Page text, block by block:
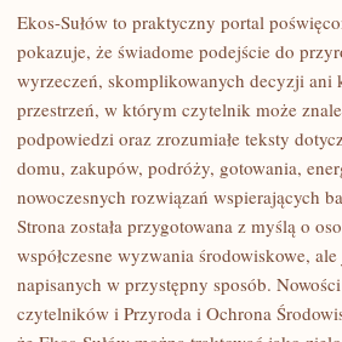
TECHNOLOGIE
PLANETY
Ekos-Sułów to praktyczny portal
pokazuje, że świadome podejście do
wyrzeczeń, skomplikowanych decyzji ani
przestrzeń, w którym czytelnik może
podpowiedzi oraz zrozumiałe teksty
domu, zakupów, podróży, gotowania,
nowoczesnych rozwiązań wspierających
Strona została przygotowana z myślą o
współczesne wyzwania środowiskowe,
napisanych w przystępny sposób.
czytelników i Przyroda i Ochrona